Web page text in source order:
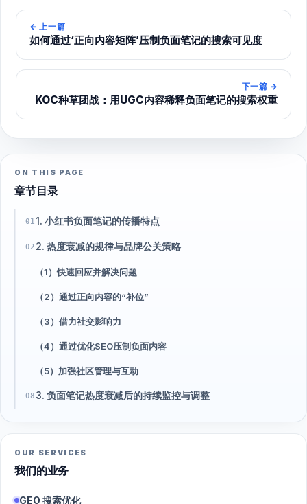
← 上一篇
如何通过‘正向内容矩阵’压制负面笔记的搜索可见度
下一篇 →
KOC种草团战：用UGC内容稀释负面笔记的搜索权重
ON THIS PAGE
章节目录
011. 小红书负面笔记的传播特点
02 2. 热度衰减的规律与品牌公关策略
（1）快速回应并解决问题
（2）通过正向内容的“补位”
（3）借力社交影响力
（4）通过优化SEO压制负面内容
（5）加强社区管理与互动
08 3. 负面笔记热度衰减后的持续监控与调整
OUR SERVICES
我们的业务
GEO 搜索优化